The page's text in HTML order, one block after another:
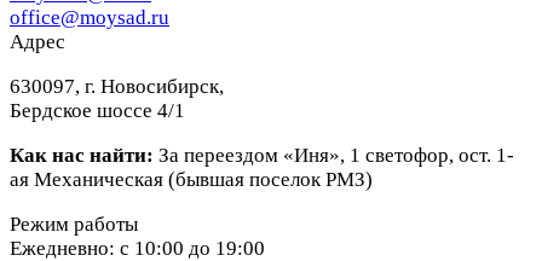
office@moysad.ru
Адрес
630097, г. Новосибирск,
Бердское шоссе 4/1
Как нас найти: За переездом «Иня», 1 светофор, ост. 1-
ая Механическая (бывшая поселок РМЗ)
Режим работы
Ежедневно: с 10:00 до 19:00